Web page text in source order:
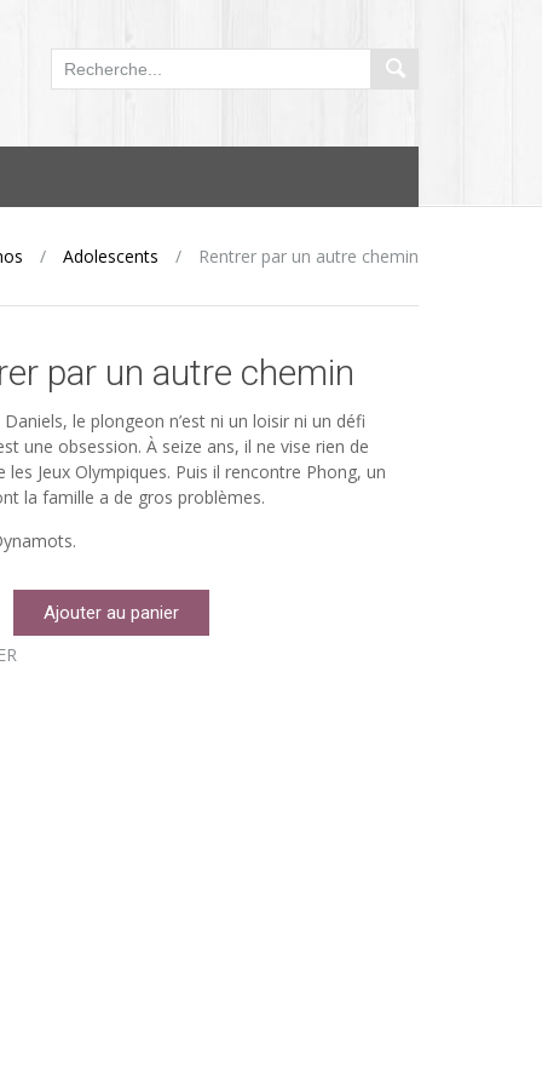
/ Adolescents / Rentrer par un autre chemin
par un autre chemin
Daniels, le plongeon n’est ni un loisir ni un défi
une obsession. À seize ans, il ne vise rien de
les Jeux Olympiques. Puis il rencontre Phong, un
la famille a de gros problèmes.
Ajouter au panier